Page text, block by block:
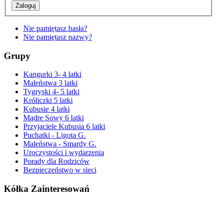
Nie pamiętasz hasła?
Nie pamiętasz nazwy?
Grupy
Kangurki 3- 4 latki
Maleństwa 3 latki
Tygryski 4- 5 latki
Króliczki 5 latki
Kubusie 4 latki
Mądre Sowy 6 latki
Przyjaciele Kubusia 6 latki
Puchatki - Ligota G.
Maleństwa - Smardy G.
Uroczystości i wydarzenia
Porady dla Rodziców
Bezpieczeństwo w sieci
Kółka Zainteresowań